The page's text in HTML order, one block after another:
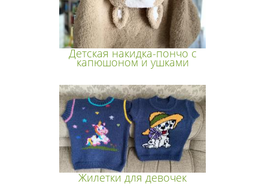
Детская накидка-пончо с
капюшоном и ушками
Жилетки для девочек